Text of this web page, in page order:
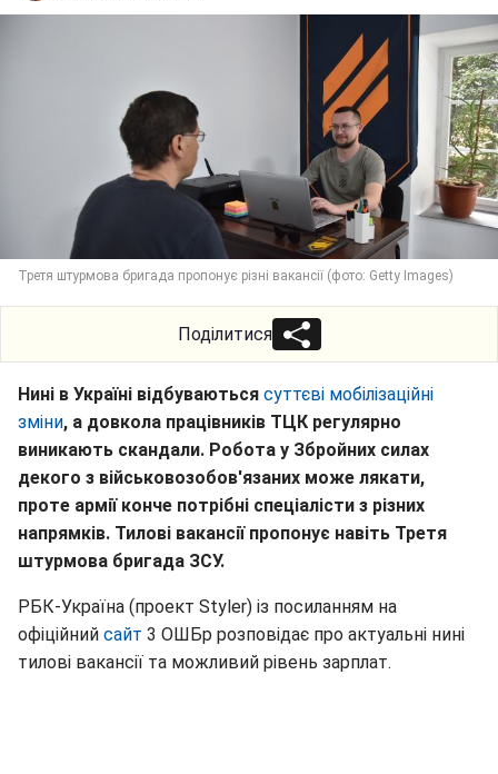
Третя штурмова бригада пропонує різні вакансії (фото: Getty Images)
Поділитися
Нині в Україні відбуваються суттєві мобілізаційні
зміни, а довкола працівників ТЦК регулярно
виникають скандали. Робота у Збройних силах
декого з військовозобов'язаних може лякати,
проте армії конче потрібні спеціалісти з різних
напрямків. Тилові вакансії пропонує навіть Третя
штурмова бригада ЗСУ.
РБК-Україна (проект Styler) із посиланням на
офіційний сайт 3 ОШБр розповідає про актуальні нині
тилові вакансії та можливий рівень зарплат.